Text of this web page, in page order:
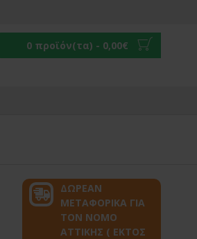
0 προϊόν(τα) - 0,00€
ΔΩΡΕΑΝ
ΜΕΤΑΦΟΡΙΚΑ ΓΙΑ
ΤΟΝ ΝΟΜΟ
ΑΤΤΙΚΗΣ ( ΕΚΤΟΣ